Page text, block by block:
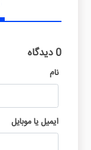
0 دیدگاه
نام
ایمیل یا موبایل